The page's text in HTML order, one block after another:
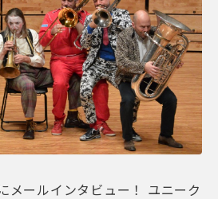
メールインタビュー！ ユニーク